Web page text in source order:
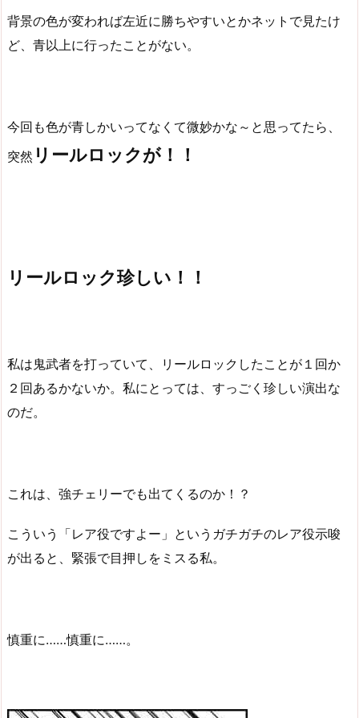
背景の色が変われば左近に勝ちやすいとかネットで見たけ
ど、青以上に行ったことがない。
今回も色が青しかいってなくて微妙かな～と思ってたら、
突然 リールロックが！！
リールロック珍しい！！
私は鬼武者を打っていて、リールロックしたことが１回か
２回あるかないか。私にとっては、すっごく珍しい演出な
のだ。
これは、強チェリーでも出てくるのか！？
こういう「レア役ですよー」というガチガチのレア役示唆
が出ると、緊張で目押しをミスる私。
慎重に……慎重に……。